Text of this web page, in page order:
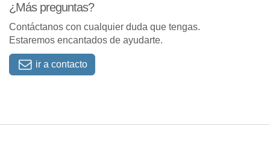
¿Más preguntas?
Contáctanos con cualquier duda que tengas.
Estaremos encantados de ayudarte.
ir a contacto